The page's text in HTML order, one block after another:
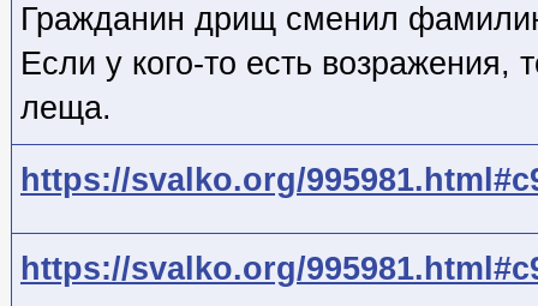
Гражданин дрищ сменил
Если у кого-то есть возражения,
леща.
https://svalko.org/
https://svalko.org/